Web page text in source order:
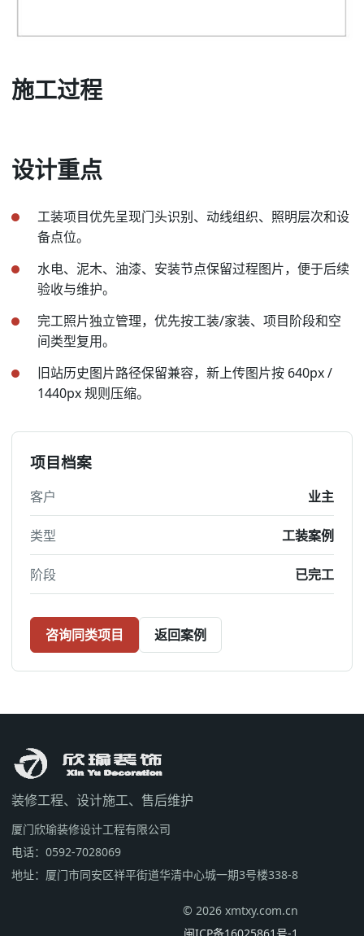
施工过程
设计重点
工装项目优先呈现门头识别、动线组织、照明层次和设
备点位。
水电、泥木、油漆、安装节点保留过程图片，便于后续
验收与维护。
完工照片独立管理，优先按工装/家装、项目阶段和空
间类型复用。
旧站历史图片路径保留兼容，新上传图片按 640px /
1440px 规则压缩。
项目档案
客户 业主
类型 工装案例
阶段 已完工
咨询同类项目 返回案例
装修工程、设计施工、售后维护
厦门欣瑜装修设计工程有限公司
电话：0592-7028069
地址：厦门市同安区祥平街道华清中心城一期3号楼338-8
© 2026 xmtxy.com.cn